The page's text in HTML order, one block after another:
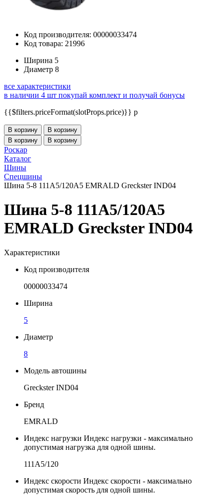
Код производителя: 00000033474
Код товара: 21996
Ширина 5
Диаметр 8
все характеристики
в наличии 4 шт покупай комплект и получай бонусы
{{$filters.priceFormat(slotProps.price)}} p
В корзину
В корзину
В корзину
В корзину
Роскар
Каталог
Шины
Спецшины
Шина 5-8 111A5/120A5 EMRALD Greckster IND04
Шина 5-8 111A5/120A5
EMRALD Greckster IND04
Характеристики
Код производителя
00000033474
Ширина
5
Диаметр
8
Модель автошины
Greckster IND04
Бренд
EMRALD
Индекс нагрузки Индекс нагрузки - максимально
допустимая нагрузка для одной шины.
111A5/120
Индекс скорости Индекс скорости - максимально
допустимая скорость для одной шины.